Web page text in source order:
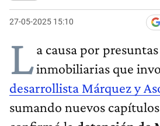
27-05-2025 15:10
La causa por
inmobiliarias que
desarrollista Márquez y
sumando nuevos